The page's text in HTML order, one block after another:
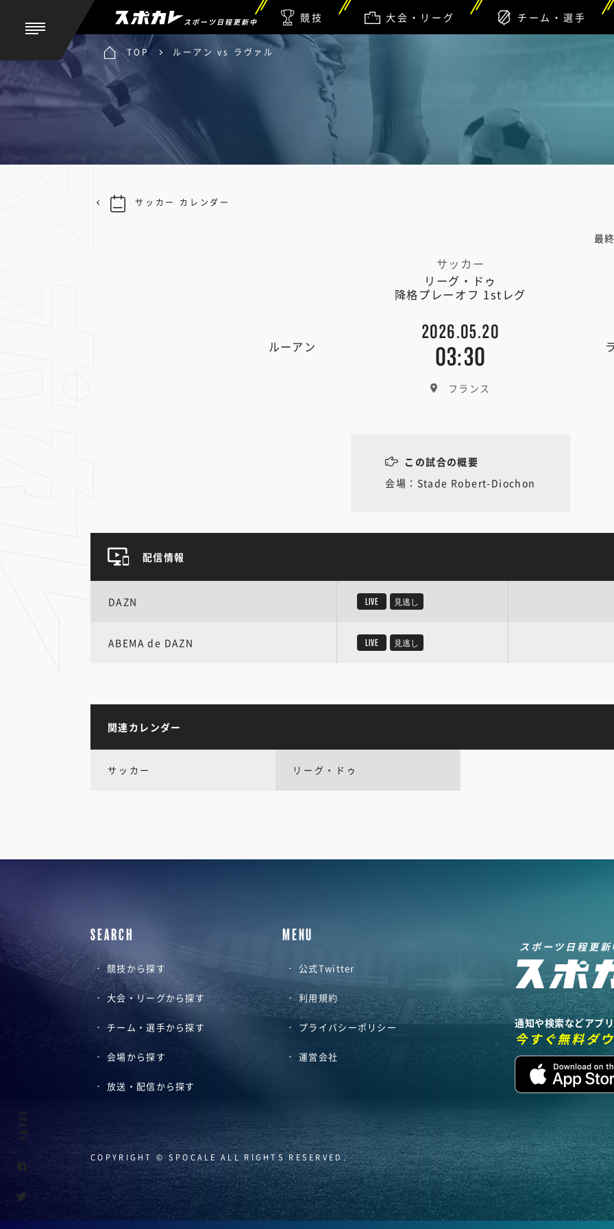
スポーツ日程更新中 競技 大会・リーグ チーム・選手
TOP ルーアン vs ラヴァル
最
サッカー
リーグ・ドゥ
降格プレーオフ 1stレグ
ルーアン
2026.05.20
03:30
フランス
サッカー カレンダー
この試合の概要
会場：Stade Robert-Diochon
配信情報
DAZN LIVE 見逃し
ABEMA de DAZN LIVE 見逃し
関連カレンダー
サッカー リーグ・ドゥ
SEARCH
競技から探す
大会・リーグから探す
チーム・選手から探す
会場から探す
放送・配信から探す
MENU
公式Twitter
利用規約
プライバシーポリシー
運営会社
スポーツ日程更新
通知や検索などアプ
今すぐ無料ダ
COPYRIGHT © SPOCALE ALL RIGHTS RESERVED.
SHARE